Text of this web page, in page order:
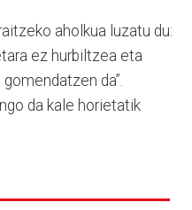
aholkua luzatu du:
ez hurbiltzea eta
da”.
da kale horietatik